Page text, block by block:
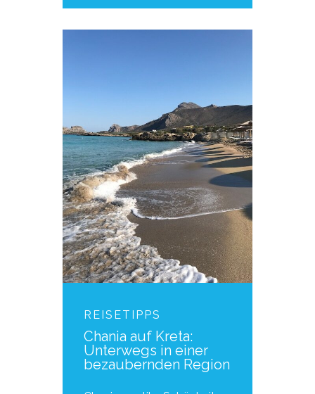
REISETIPPS
Chania auf Kreta:
Unterwegs in einer
bezaubernden Region